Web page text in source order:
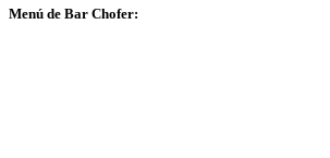
Menú de Bar Chofer: